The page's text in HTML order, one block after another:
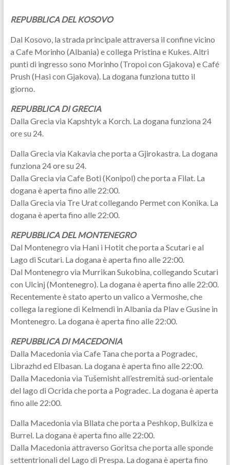
REPUBBLICA DEL KOSOVO
Dal Kosovo, la strada principale attraversa il confine vicino
a Cafe Morinho (Albania) e collega Pristina e Kukes. Altri
punti di ingresso sono Morinho (Tropoi con Gjakova) e Café
Prush (Hasi con Gjakova). La dogana funziona tutto il
giorno.
REPUBBLICA DI GRECIA
Dalla Grecia via Kapshtyk a Korch. La dogana funziona 24
ore su 24.
Dalla Grecia via Kakavia che porta a Gjirokastra. La dogana
funziona 24 ore su 24.
Dalla Grecia via Cafe Boti (Konipol) che porta a Filat. La
dogana è aperta fino alle 22:00.
Dalla Grecia via Tre Urat collegando Permet con Konika. La
dogana è aperta fino alle 22:00.
REPUBBLICA DEL MONTENEGRO
Dal Montenegro via Hani i Hotit che porta a Scutari e al
Lago di Scutari. La dogana è aperta fino alle 22:00.
Dal Montenegro via Murrikan Sukobina, collegando Scutari
con Ulcinj (Montenegro). La dogana è aperta fino alle 22:00.
Recentemente è stato aperto un valico a Vermoshe, che
collega la regione di Kelmendi in Albania da Plav e Gusine in
Montenegro. La dogana è aperta fino alle 22:00.
REPUBBLICA DI MACEDONIA
Dalla Macedonia via Cafe Tana che porta a Pogradec,
Librazhd ed Elbasan. La dogana è aperta fino alle 22:00.
Dalla Macedonia via Tušemisht all’estremità sud-orientale
del lago di Ocrida che porta a Pogradec. La dogana è aperta
fino alle 22:00.
Dalla Macedonia via Bllata che porta a Peshkop, Bulkiza e
Burrel. La dogana è aperta fino alle 22:00.
Dalla Macedonia attraverso Goritsa che porta alle sponde
settentrionali del Lago di Prespa. La dogana è aperta fino